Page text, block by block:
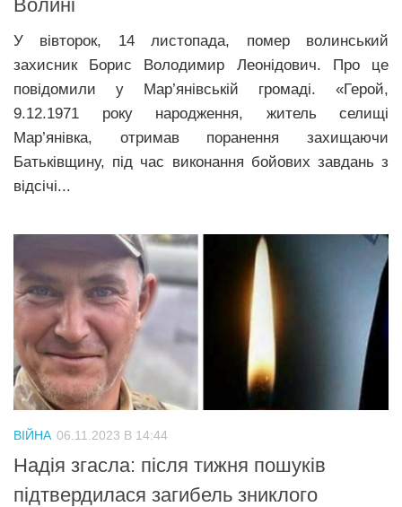
Волині
У вівторок, 14 листопада, помер волинський
захисник Борис Володимир Леонідович. Про це
повідомили у Мар’янівській громаді. «Герой,
9.12.1971 року народження, житель селищі
Мар’янівка, отримав поранення захищаючи
Батьківщину, під час виконання бойових завдань з
відсічі...
ВІЙНА 06.11.2023 В 14:44
Надія згасла: після тижня пошуків
підтвердилася загибель зниклого